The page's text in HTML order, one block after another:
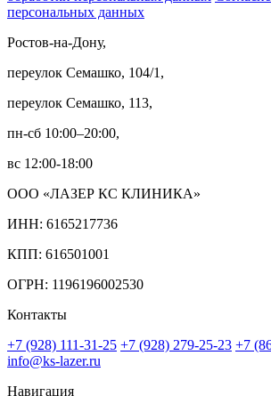
персональных данных
Ростов-на-Дону,
переулок Семашко, 104/1,
переулок Семашко, 113,
пн-сб 10:00–20:00,
вс 12:00-18:00
ООО «ЛАЗЕР КС КЛИНИКА»
ИНН: 6165217736
КПП: 616501001
ОГРН: 1196196002530
Контакты
+7 (928) 111-31-25 +7 (928) 279-25-23 +7
info@ks-lazer.ru
Навигация